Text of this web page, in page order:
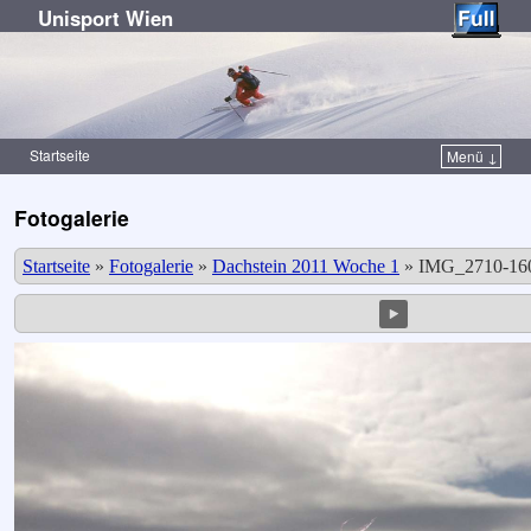
Unisport Wien
Startseite Menü ↓
Fotogalerie
Startseite » Fotogalerie » Dachstein 2011 Woche 1 » IMG_2710-